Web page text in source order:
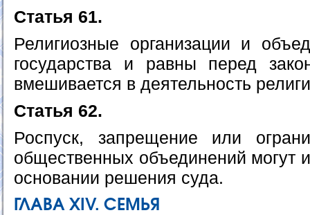
Статья 61.
Религиозные организации и
государства и равны перед
вмешивается в деятельность
Статья 62.
Роспуск, запрещение или
общественных объединений могут
основании решения суда.
ГЛАВА ХIV. СЕМЬЯ